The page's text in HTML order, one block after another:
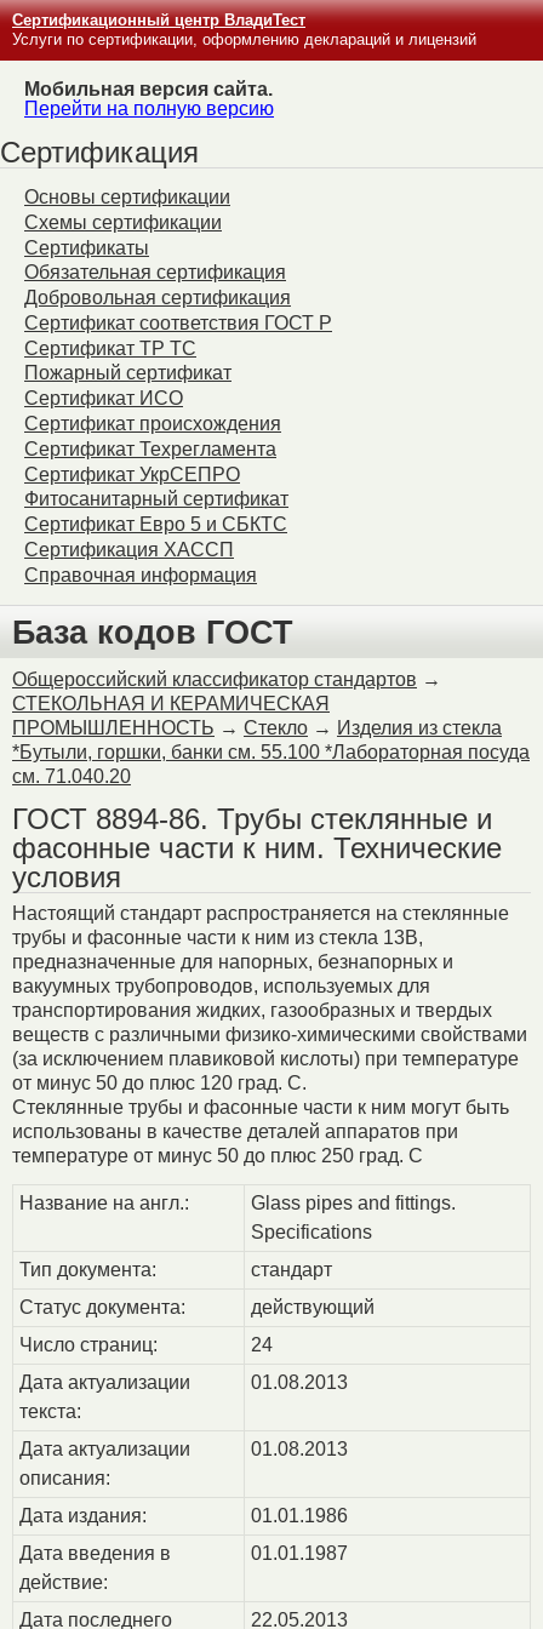
Сертификационный центр ВладиТест
Услуги по сертификации, оформлению деклараций и лицензий
Мобильная версия сайта.
Перейти на полную версию
Сертификация
Основы сертификации
Схемы сертификации
Сертификаты
Обязательная сертификация
Добровольная сертификация
Сертификат соответствия ГОСТ Р
Сертификат ТР ТС
Пожарный сертификат
Сертификат ИСО
Сертификат происхождения
Сертификат Техрегламента
Сертификат УкрСЕПРО
Фитосанитарный сертификат
Сертификат Евро 5 и СБКТС
Сертификация ХАССП
Справочная информация
База кодов ГОСТ
Общероссийский классификатор стандартов →
СТЕКОЛЬНАЯ И КЕРАМИЧЕСКАЯ
ПРОМЫШЛЕННОСТЬ → Стекло → Изделия из стекла
*Бутыли, горшки, банки см. 55.100 *Лабораторная посуда
см. 71.040.20
ГОСТ 8894-86. Трубы стеклянные и
фасонные части к ним. Технические
условия
Настоящий стандарт распространяется на стеклянные
трубы и фасонные части к ним из стекла 13В,
предназначенные для напорных, безнапорных и
вакуумных трубопроводов, используемых для
транспортирования жидких, газообразных и твердых
веществ с различными физико-химическими свойствами
(за исключением плавиковой кислоты) при температуре
от минус 50 до плюс 120 град. С.
Стеклянные трубы и фасонные части к ним могут быть
использованы в качестве деталей аппаратов при
температуре от минус 50 до плюс 250 град. С
Название на англ.:
Glass pipes and fittings.
Specifications
Тип документа:
стандарт
Статус документа:
действующий
Число страниц:
24
Дата актуализации
текста:
01.08.2013
Дата актуализации
описания:
01.08.2013
Дата издания:
01.01.1986
Дата введения в
действие:
01.01.1987
Дата последнего 22.05.2013